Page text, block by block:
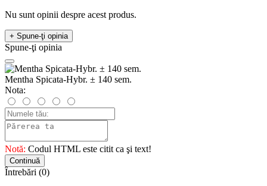
Nu sunt opinii despre acest produs.
+ Spune-ţi opinia
Spune-ţi opinia
Mentha Spicata-Hybr. ± 140 sem.
Nota:
Notă: Codul HTML este citit ca şi text!
Continuă
Întrebări (0)